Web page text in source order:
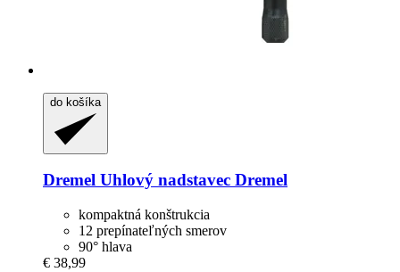
do košíka
Dremel Uhlový nadstavec Dremel
kompaktná konštrukcia
12 prepínateľných smerov
90° hlava
€ 38,99